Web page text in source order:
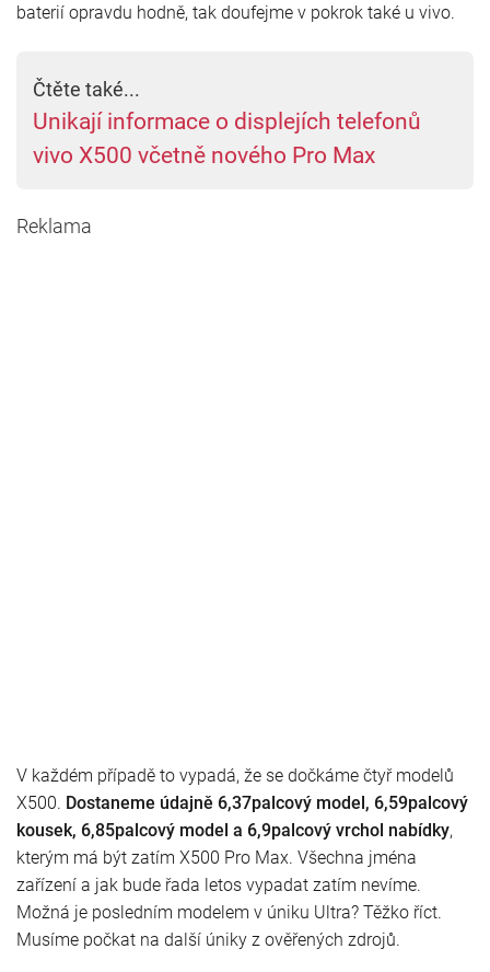
baterií opravdu hodně, tak doufejme v pokrok také u vivo.
Čtěte také...
Unikají informace o displejích telefonů
vivo X500 včetně nového Pro Max
Reklama
V každém případě to vypadá, že se dočkáme čtyř modelů
X500. Dostaneme údajně 6,37palcový model, 6,59palcový
kousek, 6,85palcový model a 6,9palcový vrchol nabídky,
kterým má být zatím X500 Pro Max. Všechna jména
zařízení a jak bude řada letos vypadat zatím nevíme.
Možná je posledním modelem v úniku Ultra? Těžko říct.
Musíme počkat na další úniky z ověřených zdrojů.